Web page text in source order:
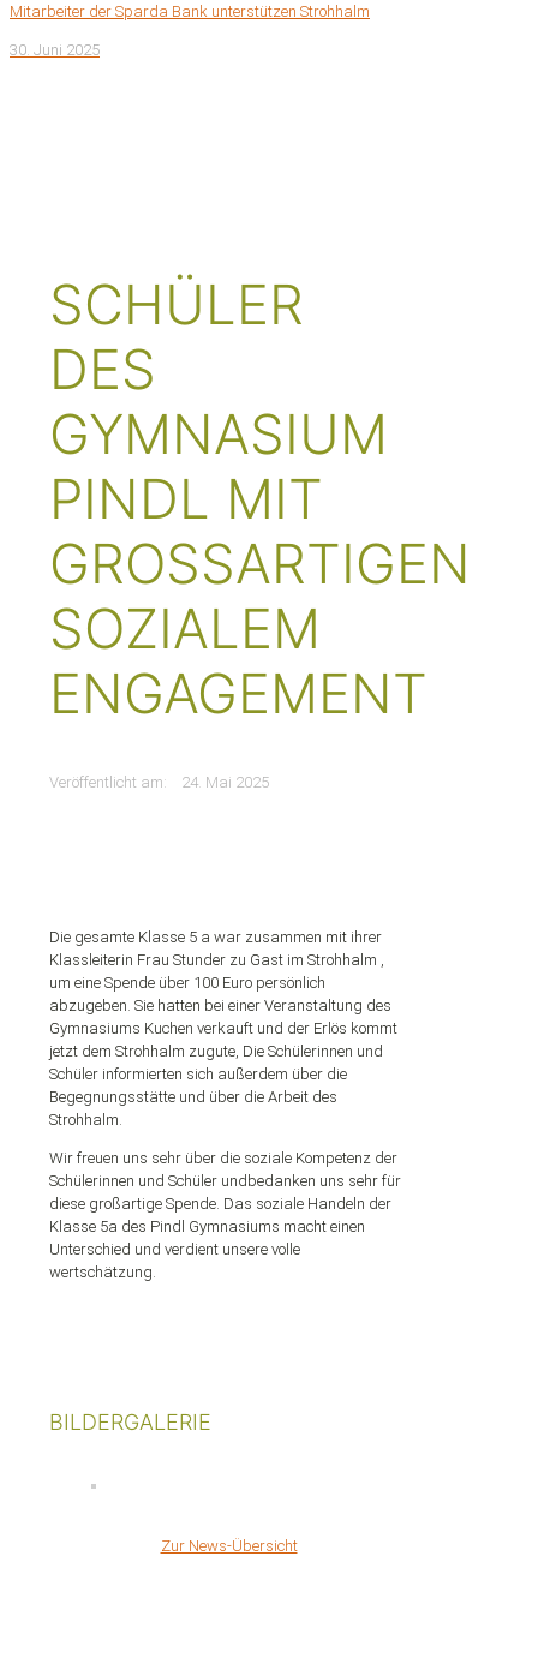
Mitarbeiter der Sparda Bank unterstützen Strohhalm
30. Juni 2025
SCHÜLER
DES
GYMNASIUM
PINDL MIT
GROSSARTIGEN S
OZIALEM E
NGAGEMENT
Veröffentlicht am: 24. Mai 2025
Die gesamte Klasse 5 a war zusammen mit ihrer
Klassleiterin Frau Stunder zu Gast im Strohhalm ,
um eine Spende über 100 Euro persönlich
abzugeben. Sie hatten bei einer Veranstaltung des
Gymnasiums Kuchen verkauft und der Erlös kommt
jetzt dem Strohhalm zugute, Die Schülerinnen und
Schüler informierten sich außerdem über die
Begegnungsstätte und über die Arbeit des
Strohhalm.
Wir freuen uns sehr über die soziale Kompetenz der
Schülerinnen und Schüler undbedanken uns sehr für
diese großartige Spende. Das soziale Handeln der
Klasse 5a des Pindl Gymnasiums macht einen
Unterschied und verdient unsere volle
wertschätzung.
BILDERGALERIE
Zur News-Übersicht